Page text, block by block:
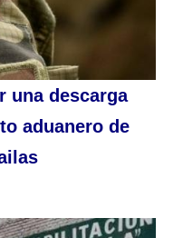
una descarga
aduanero de